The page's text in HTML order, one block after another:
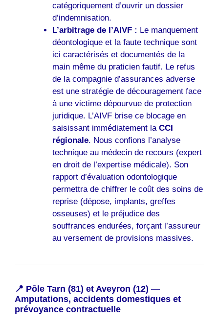
catégoriquement d’ouvrir un dossier
d’indemnisation.
L’arbitrage de l’AIVF : Le manquement
déontologique et la faute technique sont
ici caractérisés et documentés de la
main même du praticien fautif. Le refus
de la compagnie d’assurances adverse
est une stratégie de découragement face
à une victime dépourvue de protection
juridique. L’AIVF brise ce blocage en
saisissant immédiatement la CCI
régionale. Nous confions l’analyse
technique au médecin de recours (expert
en droit de l’expertise médicale). Son
rapport d’évaluation odontologique
permettra de chiffrer le coût des soins de
reprise (dépose, implants, greffes
osseuses) et le préjudice des
souffrances endurées, forçant l’assureur
au versement de provisions massives.
📍 Pôle Tarn (81) et Aveyron (12) —
Amputations, accidents domestiques et
prévoyance contractuelle